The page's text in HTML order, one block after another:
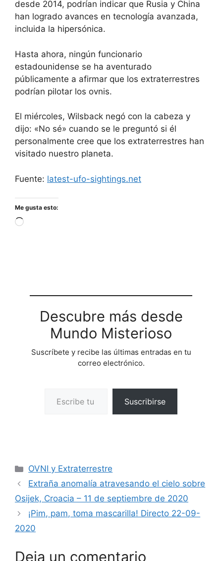
desde 2014, podrían indicar que Rusia y China
han logrado avances en tecnología avanzada,
incluida la hipersónica.
Hasta ahora, ningún funcionario
estadounidense se ha aventurado
públicamente a afirmar que los extraterrestres
podrían pilotar los ovnis.
El miércoles, Wilsback negó con la cabeza y
dijo: «No sé» cuando se le preguntó si él
personalmente cree que los extraterrestres han
visitado nuestro planeta.
Fuente: latest-ufo-sightings.net
Me gusta esto:
Cargando...
Descubre más desde
Mundo Misterioso
Suscríbete y recibe las últimas entradas en tu
correo electrónico.
Suscribirse
Categorías
OVNI y Extraterrestre
Extraña anomalía atravesando el cielo sobre
Osijek, Croacia – 11 de septiembre de 2020
¡Pim, pam, toma mascarilla! Directo 22-09-
2020
Deja un comentario